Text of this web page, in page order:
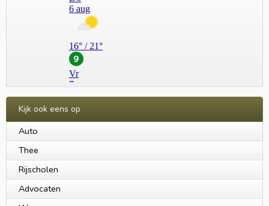
Kijk ook eens op
Auto
Thee
Rijscholen
Advocaten